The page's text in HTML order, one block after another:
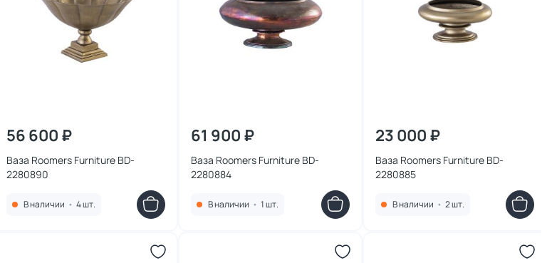
56 600 ₽
Ваза Roomers Furniture BD-
2280890
В наличии • 4 шт.
61 900 ₽
Ваза Roomers Furniture BD-
2280884
В наличии • 1 шт.
23 000 ₽
Ваза Roomers Furniture BD-
2280885
В наличии • 2 шт.